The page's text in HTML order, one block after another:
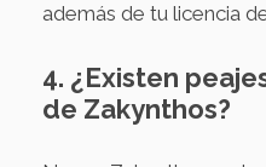
además de tu licencia
4. ¿Existen
de Zakynthos?